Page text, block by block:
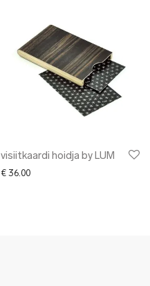
visiitkaardi hoidja by LUM
€ 36.00